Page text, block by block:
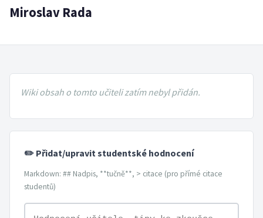
Miroslav Rada
Wiki obsah o tomto učiteli zatím nebyl přidán.
✏️ Přidat/upravit studentské hodnocení
Markdown: ## Nadpis, **tučně**, > citace (pro přímé citace
studentů)